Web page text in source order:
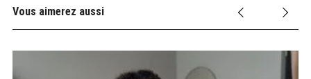
Vous aimerez aussi